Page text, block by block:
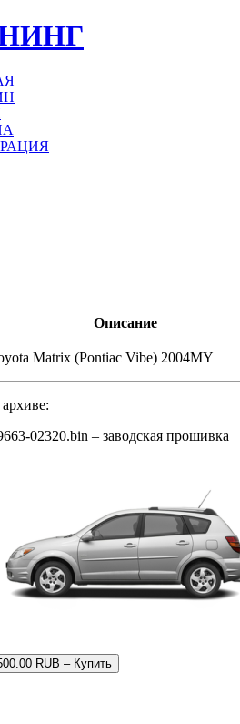
Описание
Matrix (Pontiac Vibe) 2004MY
02320.bin – заводская прошивка
RUB – Купить